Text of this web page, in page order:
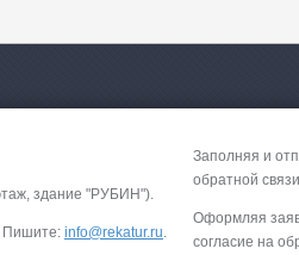
здание "РУБИН").
Пишите: info@rekatur.ru.
Заполняя и
обратной
Оформляя
согласие на